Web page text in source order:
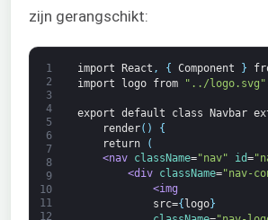
zijn gerangschikt:
1
2
3
4
5
6
7
8
9
10
11
12
import React , { Component }
import
logo from "../logo.svg"
export default class Navbar
render( )
{
return
(
<nav className="nav" id=
<div className="nav-
<img
src={logo}